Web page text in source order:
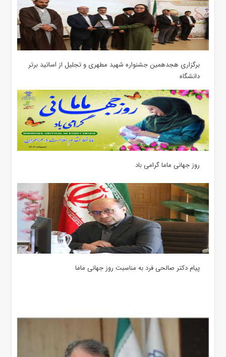
برگزاری هجدهمین جشنواره شهید مطهری و تجلیل از اساتید برتر
دانشگاه
روز جهانی ماما گرامی باد
پیام دکتر صالحی فرد به مناسبت روز جهانی ماما